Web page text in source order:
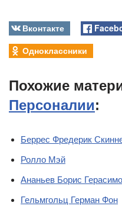
Вконтакте
Одноклассники
Похожие
Персоналии:
Беррес Фредерик
Ролло Мэй
Ананьев Борис
Гельмгольц Герман Фон